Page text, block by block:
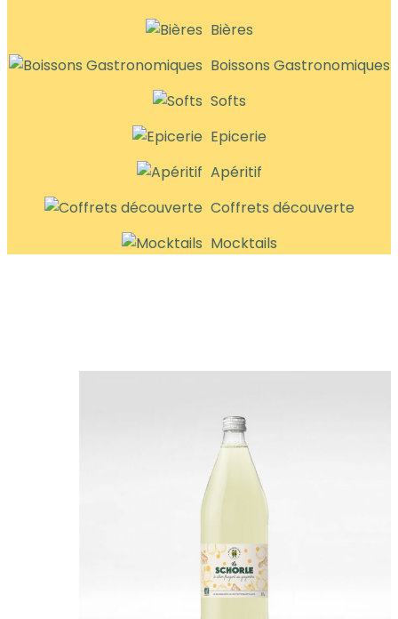
Bières
Boissons Gastronomiques
Softs
Epicerie
Apéritif
Coffrets découverte
Mocktails